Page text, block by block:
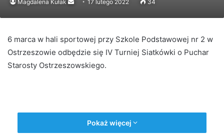
Magdalena Kułak 17 lutego 2022 34
6 marca w hali sportowej przy Szkole Podstawowej nr 2 w
Ostrzeszowie odbędzie się IV Turniej Siatkówki o Puchar
Starosty Ostrzeszowskiego.
Pokaż więcej